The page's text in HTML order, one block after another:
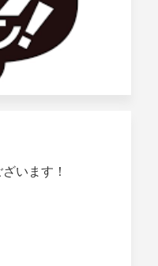
います！